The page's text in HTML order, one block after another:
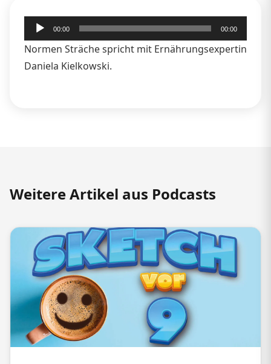
Audio-
Player
00:00 00:00
Normen Sträche spricht mit Ernährungsexpertin
Daniela Kielkowski.
Weitere Artikel aus Podcasts